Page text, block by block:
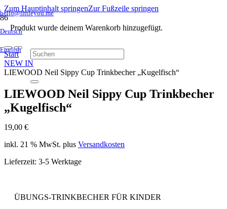
Zum Hauptinhalt springenZur Fußzeile springen
hello@littleyou.me
Deutsch
English
Produkt wurde deinem Warenkorb hinzugefügt.
Start
NEW IN
LIEWOOD Neil Sippy Cup Trinkbecher „Kugelfisch“
LIEWOOD Neil Sippy Cup Trinkbecher
„Kugelfisch“
19,00 €
inkl. 21 % MwSt. plus Versandkosten
Lieferzeit: 3-5 Werktage
ÜBUNGS-TRINKBECHER FÜR KINDER